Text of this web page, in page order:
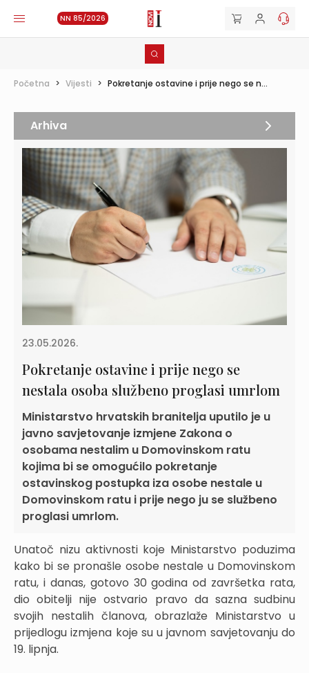
NN 85/2026
Početna > Vijesti > Pokretanje ostavine i prije nego se n...
23.05.2026.
Pokretanje ostavine i prije nego se
nestala osoba službeno proglasi umrlom
Ministarstvo hrvatskih branitelja uputilo je u
javno savjetovanje izmjene Zakona o
osobama nestalim u Domovinskom ratu
kojima bi se omogućilo pokretanje
ostavinskog postupka iza osobe nestale u
Domovinskom ratu i prije nego ju se službeno
proglasi umrlom.
Unatoč nizu aktivnosti koje Ministarstvo poduzima
kako bi se pronašle osobe nestale u Domovinskom
ratu, i danas, gotovo 30 godina od završetka rata,
dio obitelji nije ostvario pravo da sazna sudbinu
svojih nestalih članova, obrazlaže Ministarstvo u
prijedlogu izmjena koje su u javnom savjetovanju do
19. lipnja.
Arhiva